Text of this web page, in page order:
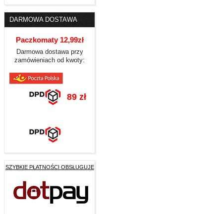
DARMOWA DOSTAWA
Paczkomaty 12,99zł
Darmowa dostawa przy
zamówieniach od kwoty:
89 zł
SZYBKIE PŁATNOŚCI OBSŁUGUJE